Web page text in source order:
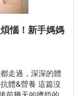
惱！新手媽媽
走過，深深的體
養 這篇沒